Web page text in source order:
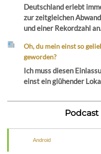
Deutschland erlebt
zur zeitgleichen
und einer Rekordzahl
Oh, du mein einst so
geworden?
Ich muss diesen
einst ein glühender
Android